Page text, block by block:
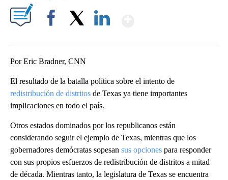
Por Eric Bradner, CNN
El resultado de la batalla política sobre el intento de
redistribución de distritos de Texas ya tiene importantes
implicaciones en todo el país.
Otros estados dominados por los republicanos están
considerando seguir el ejemplo de Texas, mientras que los
gobernadores demócratas sopesan sus opciones para responder
con sus propios esfuerzos de redistribución de distritos a mitad
de década. Mientras tanto, la legislatura de Texas se encuentra